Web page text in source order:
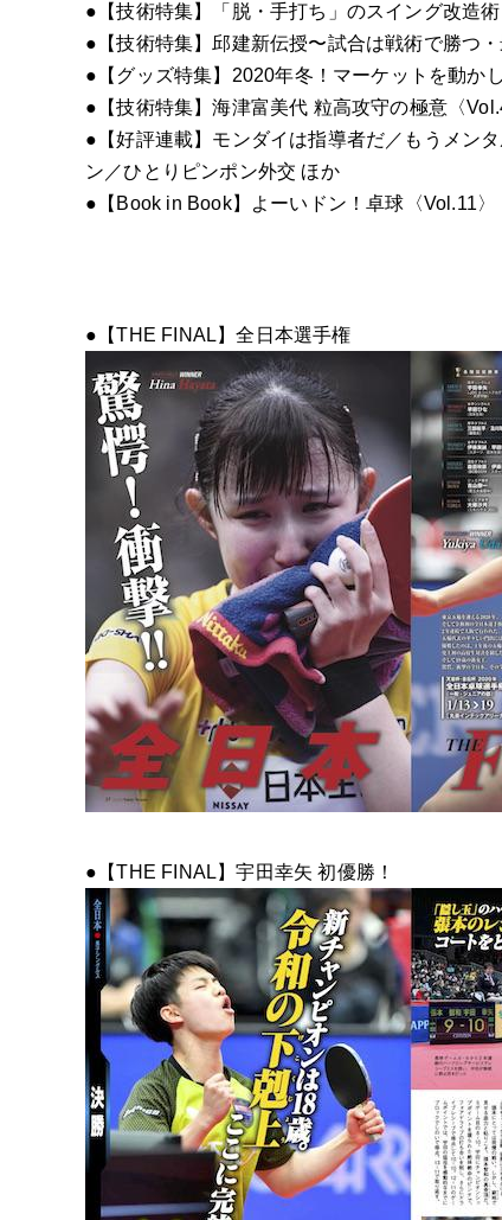
●【技術特集】「脱・手打ち」のスイング改造術
●【技術特集】邱建新伝授〜試合は戦術で勝つ・
●【グッズ特集】2020年冬！マーケットを動か
●【技術特集】海津富美代 粒高攻守の極意〈
●【好評連載】モンダイは指導者だ／もうメン
ン／ひとりピンポン外交 ほか
●【Book in Book】よーいドン！卓球〈Vol.11〉
●【THE FINAL】全日本選手権
●【THE FINAL】宇田幸矢 初優勝！